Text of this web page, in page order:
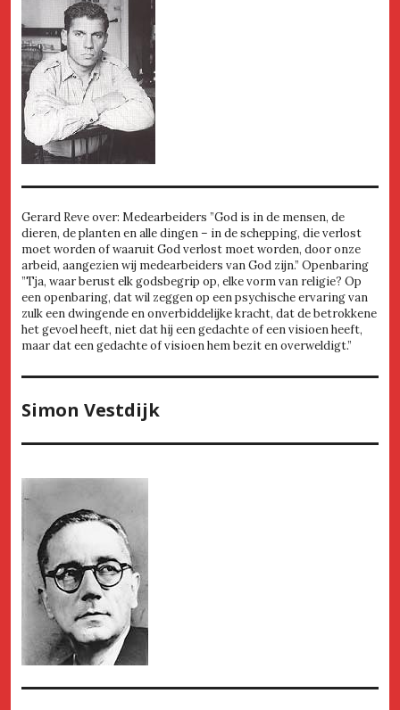
Gerard Reve over: Medearbeiders ”God is in de mensen, de
dieren, de planten en alle dingen – in de schepping, die verlost
moet worden of waaruit God verlost moet worden, door onze
arbeid, aangezien wij medearbeiders van God zijn.” Openbaring
”Tja, waar berust elk godsbegrip op, elke vorm van religie? Op
een openbaring, dat wil zeggen op een psychische ervaring van
zulk een dwingende en onverbiddelijke kracht, dat de betrokkene
het gevoel heeft, niet dat hij een gedachte of een visioen heeft,
maar dat een gedachte of visioen hem bezit en overweldigt.”
Simon Vestdijk